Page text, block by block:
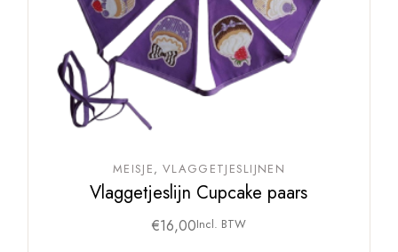
MEISJE VLAGGETJESLIJNEN
Vlaggetjeslijn Cupcake paars
€16,00Incl. BTW